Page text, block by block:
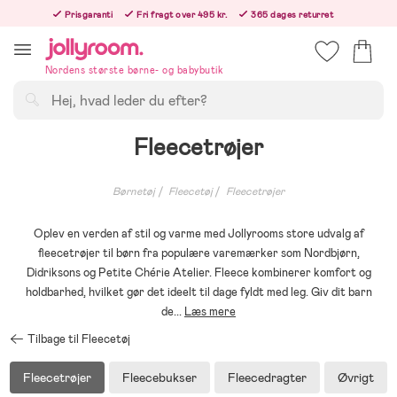
innehållet
Prisgaranti Fri fragt over 495 kr.
365 dages returret
Nordens største børne- og babybutik
Fleecetrøjer
Børnetøj Fleecetøj Fleecetrøjer
Oplev en verden af stil og varme med Jollyrooms store udvalg af
fleecetrøjer til børn fra populære varemærker som Nordbjørn,
Didriksons og Petite Chérie Atelier. Fleece kombinerer komfort og
holdbarhed, hvilket gør det ideelt til dage fyldt med leg. Giv dit barn
de... Læs mere
Tilbage til Fleecetøj
Fleecetrøjer Fleecebukser Fleecedragter Øvrigt